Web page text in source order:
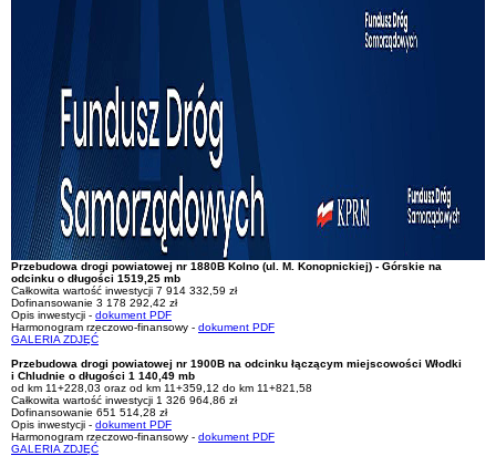
Przebudowa drogi powiatowej nr 1880B Kolno (ul. M. Konopnickiej) - Górskie na
odcinku o długości 1519,25 mb
Całkowita wartość inwestycji 7 914 332,59 zł
Dofinansowanie 3 178 292,42 zł
Opis inwestycji - dokument PDF
Harmonogram rzeczowo-finansowy - dokument PDF
GALERIA ZDJĘĆ
Przebudowa drogi powiatowej nr 1900B na odcinku łączącym miejscowości Włodki
i Chludnie o długości 1 140,49 mb
od km 11+228,03 oraz od km 11+359,12 do km 11+821,58
Całkowita wartość inwestycji 1 326 964,86 zł
Dofinansowanie 651 514,28 zł
Opis inwestycji - dokument PDF
Harmonogram rzeczowo-finansowy - dokument PDF
GALERIA ZDJĘĆ